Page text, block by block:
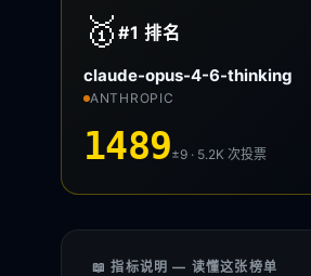
🥇 #1排名
claude-opus-4-6-thinking
ANTHROPIC
1489±9 · 5.2K次投票
📖 指标说明 — 读懂这张榜单